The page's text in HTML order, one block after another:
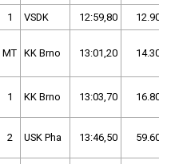
1 VSDK 12:59,80 12.90/
MT KK Brno 13:01,20 14.30/
1 KK Brno 13:03,70 16.80/
2 USK Pha 13:46,50 59.60/